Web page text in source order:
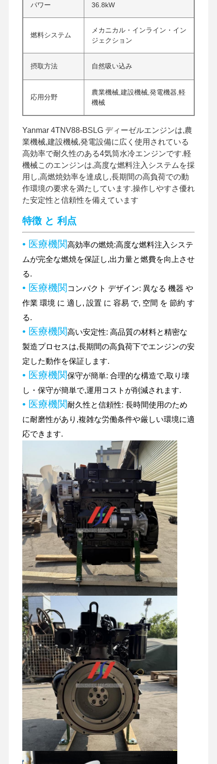
家へ 製品 VRショー
わたしたち
に つい て
工場 ツアー 品質管理
い
事件
パーキンズ エンジン
ヤンマーエンジン
クボタエンジン
イスズウエンジン
カミンズエンジン
ディーゼルエンジン
三菱エンジン
掘削機エンジン
エンジンの改造のキット
インジェクションポンプ
ターボチャージャー アセンブリ
他のエンジン部品
電子制御システム
エンジンの電気部品
エンジン燃料システム
パワー 36.8kW
燃料システム
メカニカル・インライン・イン
ジェクション
摂取方法 自然吸い込み
応用分野
農業機械,建設機械,発電機器,軽
機械
Yanmar 4TNV88-BSLG ディーゼルエンジンは,農
業機械,建設機械,発電設備に広く使用されている
高効率で耐久性のある4気筒水冷エンジンです.軽
機械このエンジンは,高度な燃料注入システムを採
用し,高燃焼効率を達成し,長期間の高負荷での動
作環境の要求を満たしています.操作しやすさ優れ
た安定性と信頼性を備えています
特徴 と 利点
• 医療機関高効率の燃焼:高度な燃料注入システ
ムが完全な燃焼を保証し,出力量と燃費を向上させ
る.
• 医療機関 コンパクト デザイン: 異なる 機器 や
作業 環境 に 適し, 設置 に 容易 で, 空間 を 節約 す
る.
• 医療機関高い安定性: 高品質の材料と精密な
製造プロセスは,長期間の高負荷下でエンジンの安
定した動作を保証します.
• 医療機関保守が簡単: 合理的な構造で,取り壊
し・保守が簡単で,運用コストが削減されます.
• 医療機関耐久性と信頼性: 長時間使用のため
に耐磨性があり,複雑な労働条件や厳しい環境に適
応できます.